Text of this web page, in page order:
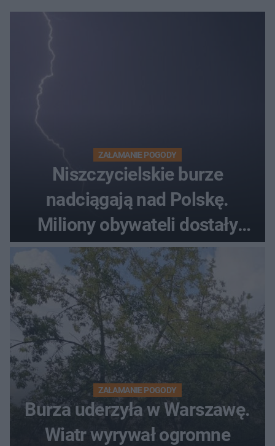
ZAŁAMANIE POGODY
Niszczycielskie burze
nadciągają nad Polskę.
Miliony obywateli dostały
wiadomości z pilnym
ostrzeżeniem
ZAŁAMANIE POGODY
Burza uderzyła w Warszawę.
Wiatr wyrywał ogromne